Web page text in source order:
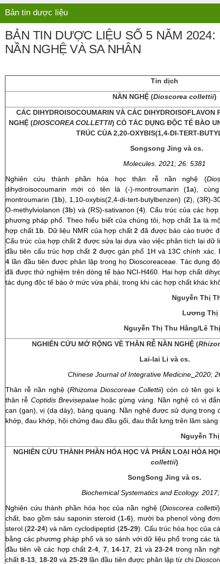
Bản tin dược liệu
BẢN TIN DƯỢC LIỆU SỐ 5 NĂM 2024:
NẦN NGHỆ VÀ SA NHÂN
Tin dịch
NẦN NGHỆ (Dioscorea collettii)
CÁC DIHYDROISOCOUMARIN VÀ CÁC DIHYDROISOFLAVON
NGHỆ (DIOSCOREA COLLETTII) CÓ TÁC DỤNG ĐỘC TẾ BÀO
TRÚC CỦA 2,20-OXYBIS(1,4-DI-TERT-
Songsong Jing và cs.
Molecules. 2021; 26: 5381
Nghiên cứu thành phần hóa học thân rễ nần nghệ (
dihydroisocoumarin mới có tên là (-)-montroumarin (1a),
montroumarin (1b), 1,10-oxybis(2,4-di-tert-butylbenzen) (2), (3R)-
O-methylviolanon (3b) và (RS)-sativanon (4). Cấu trúc của các
phương pháp phổ. Theo hiểu biết của chúng tôi, hợp chất 1a là
hợp chất 1b . Dữ liệu NMR của hợp chất2 đã được báo cáo trước
Cấu trúc của hợp chất2 được sửa lại dựa vào việc phân tích lại dữ
đầu tiên cấu trúc hợp chất 2được gán phổ 1H và 13C chính xác.
4 lần đầu tiên được phân lập trong họ Dioscoreaceae. Tác dụng
đã được thử nghiệm trên dòng tế bào NCI-H460. Hai hợp chất
tác dụng độc tế bào ở mức vừa phải, trong khi các hợp chất khác
Nguyễn Thị
Lương Thị
Nguyễn Thị Thu Hằng/Lê
NGHIÊN CỨU MỞ RỘNG VỀ THÂN RỄ NẦN NGHỆ (
Lai-lai Li và cs.
Chinese Journal of Integrative Medicine 2020;
Thân rễ nần nghệ (Rhizoma Dioscoreae Collettii) còn có tên gọi
thân rễ Coptidis Brevisepalaehoặc gừng vàng. Nần nghệ có vị
can (gan), vị (dạ dày), bàng quang. Nần nghệ được sử dụng trong
khớp, đau khớp, hội chứng đau đầu gối, đau thắt lưng trên lâm sàng
Nguyễn
NGHIÊN CỨU THÀNH PHẦN HÓA HỌC VÀ PHÂN LOẠI HÓA
collettii)
SongSong Jing và cs.
Biochemical Systematics and Ecology.
Nghiên cứu thành phần hóa học của nần nghệ (Dioscoreacollettii
chất, bao gồm sáu saponin steroid (1-6), mười ba phenol vòng
sterol (22-24) và năm cyclodipeptid (25-29). Cấu trúc hóa học của
bằng các phương pháp phổ và so sánh với dữ liệu phổ trong các
đầu tiên về các hợp chất2-4 7, 14-17 21và23-24 trong nần
chất8-13 18-20và 25-29lần đầu tiên được phân lập từ chi